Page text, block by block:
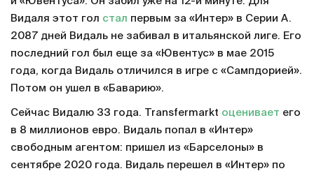
Видаля этот гол стал первым за «Интер» в Серии А.
2087 дней Видаль не забивал в итальянской лиге. Его
последний гол был еще за «Ювентус» в мае 2015
года, когда Видаль отличился в игре с «Сампдорией».
Потом он ушел в «Баварию».
Сейчас Видалю 33 года. Transfermarkt оценивает его
в 8 миллионов евро. Видаль попал в «Интер»
свободным агентом: пришел из «Барселоны» в
сентябре 2020 года. Видаль перешел в «Интер» по